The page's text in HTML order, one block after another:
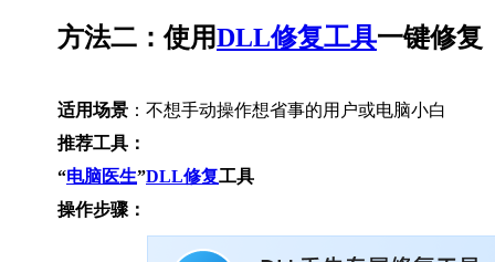
方法二：使用DLL修复工具一键修复
适用场景 ：不想手动操作想省事的用户或电脑小白
推荐工具：
“电脑医生”DLL修复工具
操作步骤：